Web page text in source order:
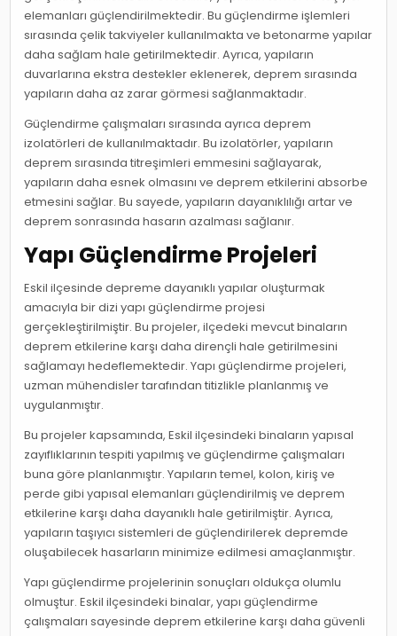
elemanları güçlendirilmektedir. Bu güçlendirme işlemleri
sırasında çelik takviyeler kullanılmakta ve betonarme yapılar
daha sağlam hale getirilmektedir. Ayrıca, yapıların
duvarlarına ekstra destekler eklenerek, deprem sırasında
yapıların daha az zarar görmesi sağlanmaktadır.
Güçlendirme çalışmaları sırasında ayrıca deprem
izolatörleri de kullanılmaktadır. Bu izolatörler, yapıların
deprem sırasında titreşimleri emmesini sağlayarak,
yapıların daha esnek olmasını ve deprem etkilerini absorbe
etmesini sağlar. Bu sayede, yapıların dayanıklılığı artar ve
deprem sonrasında hasarın azalması sağlanır.
Yapı Güçlendirme Projeleri
Eskil ilçesinde depreme dayanıklı yapılar oluşturmak
amacıyla bir dizi yapı güçlendirme projesi
gerçekleştirilmiştir. Bu projeler, ilçedeki mevcut binaların
deprem etkilerine karşı daha dirençli hale getirilmesini
sağlamayı hedeflemektedir. Yapı güçlendirme projeleri,
uzman mühendisler tarafından titizlikle planlanmış ve
uygulanmıştır.
Bu projeler kapsamında, Eskil ilçesindeki binaların yapısal
zayıflıklarının tespiti yapılmış ve güçlendirme çalışmaları
buna göre planlanmıştır. Yapıların temel, kolon, kiriş ve
perde gibi yapısal elemanları güçlendirilmiş ve deprem
etkilerine karşı daha dayanıklı hale getirilmiştir. Ayrıca,
yapıların taşıyıcı sistemleri de güçlendirilerek depremde
oluşabilecek hasarların minimize edilmesi amaçlanmıştır.
Yapı güçlendirme projelerinin sonuçları oldukça olumlu
olmuştur. Eskil ilçesindeki binalar, yapı güçlendirme
çalışmaları sayesinde deprem etkilerine karşı daha güvenli